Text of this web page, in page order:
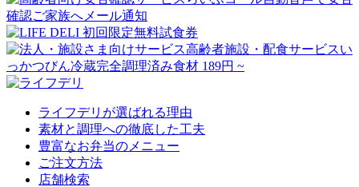
ライフデリが選ばれる理由
素材と調理への徹底した工夫
豊富なお弁当のメニュー
ご注文方法
店舗検索